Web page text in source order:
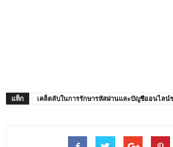
แท็ก เคล็ดลับในการรักษารหัสผ่านและบัญชีออนไล